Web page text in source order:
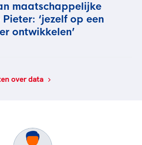
over data
maatschappelijke
‘jezelf op een
ontwikkelen’